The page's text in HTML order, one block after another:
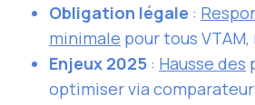
Obligation légale :
minimale pour tous
Enjeux 2025 : Hausse des
optimiser via